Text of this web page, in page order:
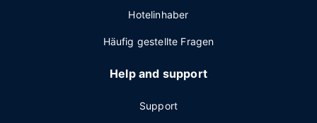
Hotelinhaber
Häufig gestellte Fragen
Help and support
Support